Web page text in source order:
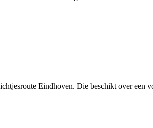
Eindhoven. Die beschikt over een